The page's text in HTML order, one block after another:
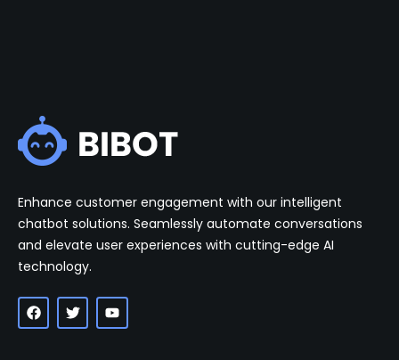
Enhance customer engagement with our intelligent
chatbot solutions. Seamlessly automate conversations
and elevate user experiences with cutting-edge AI
technology.